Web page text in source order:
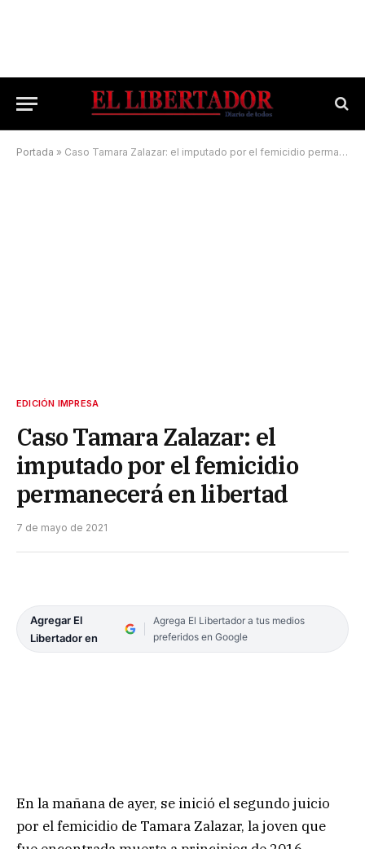
Portada » Caso Tamara Zalazar: el imputado por el femicidio permanecerá en libertad
EDICIÓN IMPRESA
Caso Tamara Zalazar: el
imputado por el femicidio
permanecerá en libertad
7 de mayo de 2021
Agregar El
Libertador en
Agrega El Libertador a tus medios
preferidos en Google
En la mañana de ayer, se inició el segundo juicio
por el femicidio de Tamara Zalazar, la joven que